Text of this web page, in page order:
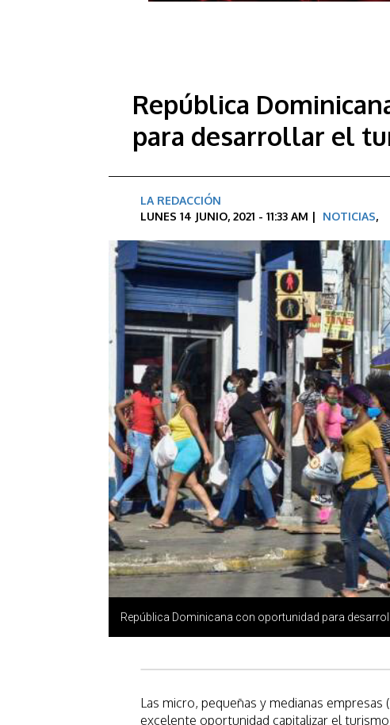
República
para desarrollar el
LA REDACCIÓN
LUNES 14 JUNIO, 2021 - 11:33 AM | NOTICIAS,
República Dominicana con oportunidad para
Las micro, pequeñas y medianas
excelente oportunidad capitalizar el